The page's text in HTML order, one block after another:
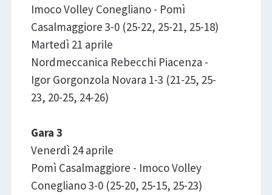
Imoco Volley Conegliano - Pomì
Casalmaggiore 3-0 (25-22, 25-21, 25-18)
Martedì 21 aprile
Nordmeccanica Rebecchi Piacenza -
Igor Gorgonzola Novara 1-3 (21-25, 25-
23, 20-25, 24-26)
Gara 3
Venerdì 24 aprile
Pomì Casalmaggiore - Imoco Volley
Conegliano 3-0 (25-20, 25-15, 25-23)